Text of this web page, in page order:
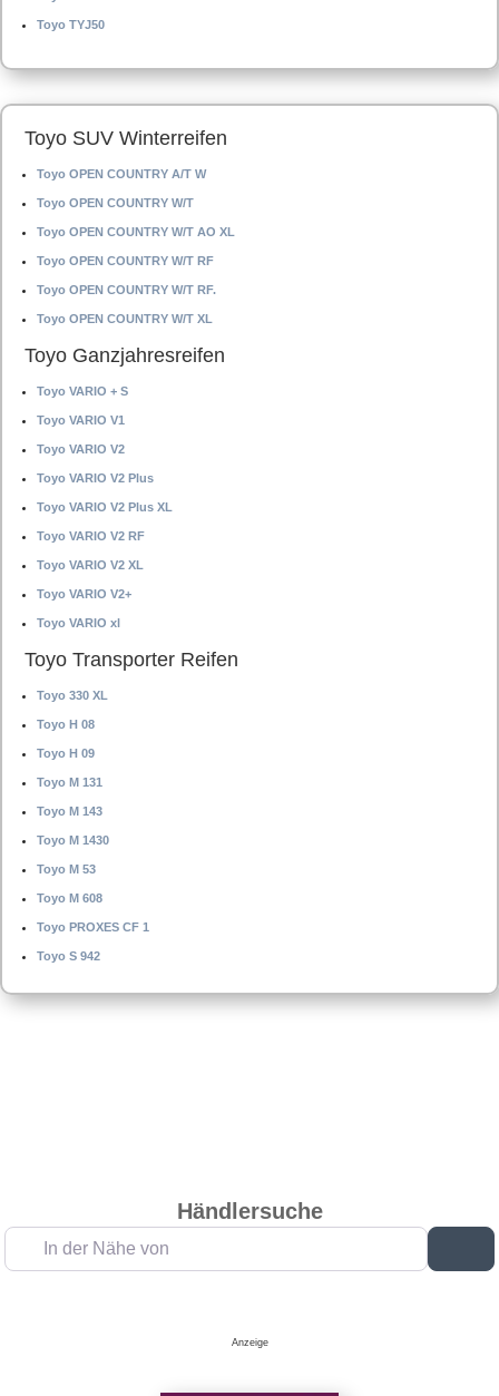
Toyo TYJ50
Toyo SUV Winterreifen
Toyo OPEN COUNTRY A/T W
Toyo OPEN COUNTRY W/T
Toyo OPEN COUNTRY W/T AO XL
Toyo OPEN COUNTRY W/T RF
Toyo OPEN COUNTRY W/T RF.
Toyo OPEN COUNTRY W/T XL
Toyo Ganzjahresreifen
Toyo VARIO + S
Toyo VARIO V1
Toyo VARIO V2
Toyo VARIO V2 Plus
Toyo VARIO V2 Plus XL
Toyo VARIO V2 RF
Toyo VARIO V2 XL
Toyo VARIO V2+
Toyo VARIO xl
Toyo Transporter Reifen
Toyo 330 XL
Toyo H 08
Toyo H 09
Toyo M 131
Toyo M 143
Toyo M 1430
Toyo M 53
Toyo M 608
Toyo PROXES CF 1
Toyo S 942
Händlersuche
In der Nähe von
Anzeige